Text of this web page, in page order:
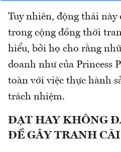
Tuy nhiên, động thái
trong cộng đồng thời
hiểu, bởi họ cho rằng
doanh như của Princess
toàn với việc thực hành
trách nhiệm.
ĐẠT HAY KHÔNG
ĐỀ GÂY TRANH CÃI